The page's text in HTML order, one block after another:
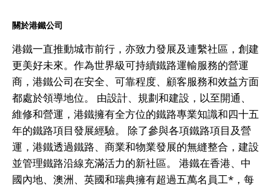
關於港鐵公司
港鐵一直推動城市前行，亦致力發展及連繫社區，創建
更美好未來。作為世界級可持續鐵路運輸服務的營運
商，港鐵公司在安全、可靠程度、顧客服務和效益方面
都處於領導地位。 由設計、規劃和建設，以至開通、
維修和營運，港鐵擁有全方位的鐵路專業知識和四十五
年的鐵路項目發展經驗。 除了參與各項鐵路項目及營
運，港鐵透過鐵路、商業和物業發展的無縫整合，建設
並管理鐵路沿線充滿活力的新社區。 港鐵在香港、中
國內地、澳洲、英國和瑞典擁有超過五萬名員工*，每